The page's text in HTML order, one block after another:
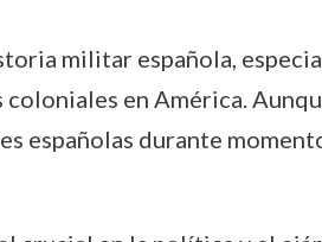
militar española,
en América.
españolas durante